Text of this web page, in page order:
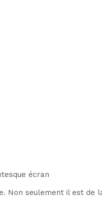
écran
Non seulement il est